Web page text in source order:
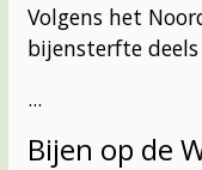
Volgens het
bijensterfte
...
Bijen op de